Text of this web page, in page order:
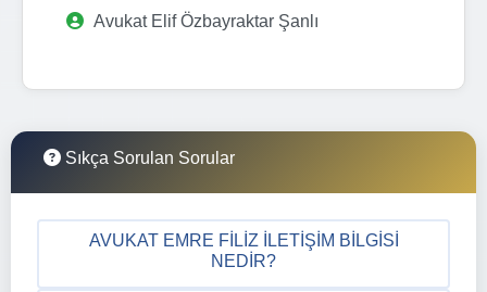
Avukat Elif Özbayraktar Şanlı
Sıkça Sorulan Sorular
AVUKAT EMRE FILIZ İLETIŞIM BILGISI
NEDIR?